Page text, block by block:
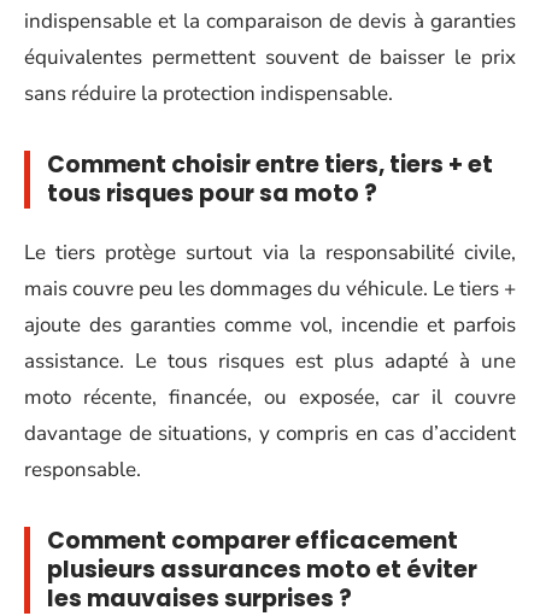
indispensable et la comparaison de devis à garanties
équivalentes permettent souvent de baisser le prix
sans réduire la protection indispensable.
Comment choisir entre tiers, tiers + et
tous risques pour sa moto ?
Le tiers protège surtout via la responsabilité civile,
mais couvre peu les dommages du véhicule. Le tiers +
ajoute des garanties comme vol, incendie et parfois
assistance. Le tous risques est plus adapté à une
moto récente, financée, ou exposée, car il couvre
davantage de situations, y compris en cas d’accident
responsable.
Comment comparer efficacement
plusieurs assurances moto et éviter
les mauvaises surprises ?